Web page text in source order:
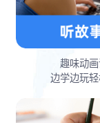
趣味动
边学边玩